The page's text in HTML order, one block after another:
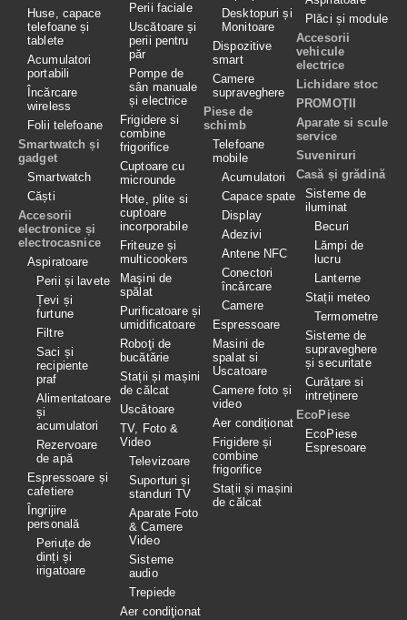
Huse, capace
telefoane și
tablete
Acumulatori
portabili
Încărcare
wireless
Folii telefoane
Smartwatch și
gadget
Smartwatch
Căști
Accesorii
electronice și
electrocasnice
Aspiratoare
Perii și lavete
Țevi și
furtune
Filtre
Saci și
recipiente
praf
Alimentatoare
și
acumulatori
Rezervoare
de apă
Espressoare și
cafetiere
Îngrijire
personală
Periuțe de
dinți și
irigatoare
Perii faciale
Uscătoare și
perii pentru
păr
Pompe de
sân manuale
și electrice
Frigidere si
combine
frigorifice
Cuptoare cu
microunde
Hote, plite si
cuptoare
incorporabile
Friteuze și
multicookers
Maşini de
spălat
Purificatoare și
umidificatoare
Roboţi de
bucătărie
Stații și mașini
de călcat
Uscătoare
TV, Foto &
Video
Televizoare
Suporturi și
standuri TV
Aparate Foto
& Camere
Video
Sisteme
audio
Trepiede
Aer condiţionat
Desktopuri și
Monitoare
Dispozitive
smart
Camere
supraveghere
Piese de
schimb
Telefoane
mobile
Acumulatori
Capace spate
Display
Adezivi
Antene NFC
Conectori
încărcare
Camere
Espressoare
Masini de
spalat si
Uscatoare
Camere foto și
video
Aer condiționat
Frigidere și
combine
frigorifice
Stații și mașini
de călcat
Plăci și module
Accesorii
vehicule
electrice
Lichidare stoc
PROMOȚII
Aparate si scule
service
Suveniruri
Casă și grădină
Sisteme de
iluminat
Becuri
Lămpi de
lucru
Lanterne
Stații meteo
Termometre
Sisteme de
supraveghere
și securitate
Curățare si
intreținere
EcoPiese
EcoPiese
Espresoare